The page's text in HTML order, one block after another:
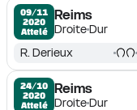
09/11
2020
Attelé
Reims
DroiteDur
R. Derieux
24/10
2020
Attelé
Reims
DroiteDur